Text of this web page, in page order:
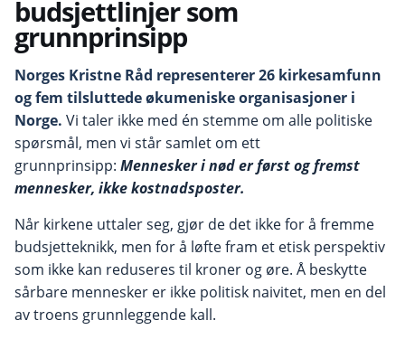
budsjettlinjersom
grunnprinsipp
Norges Kristne Råd representerer 26 kirkesamfunn
og fem tilsluttede økumeniske organisasjoner i
Norge. Vi taler ikke med én stemme om alle politiske
spørsmål, men vi står samlet om ett
grunnprinsipp: Mennesker i nød er først og fremst
mennesker, ikke kostnadsposter.
Når kirkene uttaler seg, gjør de det ikke for å fremme
budsjetteknikk, men for å løfte fram et etisk perspektiv
som ikke kan reduseres til kroner og øre. Å beskytte
sårbare mennesker er ikke politisk naivitet, men en del
av troens grunnleggende kall.